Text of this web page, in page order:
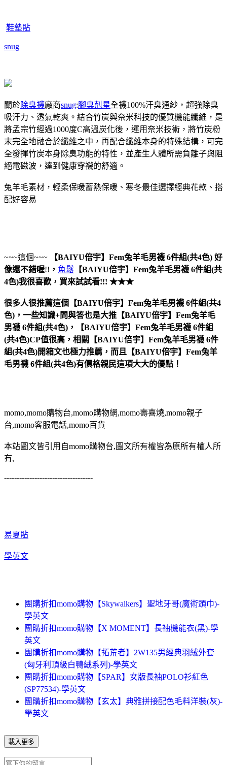
鞋墊貼
snug
關於除臭襪廠商snug:腳臭剋星全襪100%汗臭通紗，超強除臭
吸汗力、透氣乾爽。結合竹炭與奈米科技的優質機能纖維，是
將孟宗竹經過1000度C高溫炭化後，運用奈米技術，將竹炭粉
末完全地融合於纖維之中，再配合纖維本身的特殊結構，可完
全發揮竹炭本身除臭功能的特性，並產生人體所需負離子與阻
絕電磁波，達到健康穿襪的舒適。
兔羊毛素材，輕柔保暖蓄熱保暖、寒冬最佳選擇經典花款、搭
配好容易
~~~這個~~~ 【BAIYU倍宇】Fem兔羊毛男襪 6件組(共4色) 好
像還不錯喔!! ， 魚鬆 【BAIYU倍宇】Fem兔羊毛男襪 6件組(共
4色)我很喜歡，買來試試看!!! ★★★
很多人很推薦這個【BAIYU倍宇】Fem兔羊毛男襪 6件組(共4
色)，一些知識+問與答也是大推【BAIYU倍宇】Fem兔羊毛
男襪 6件組(共4色)，【BAIYU倍宇】Fem兔羊毛男襪 6件組
(共4色)CP值很高，相關【BAIYU倍宇】Fem兔羊毛男襪 6件
組(共4色)開箱文也極力推薦，而且【BAIYU倍宇】Fem兔羊
毛男襪 6件組(共4色)有價格親民這項大大的優點！
momo,momo購物台,momo購物網,momo壽喜燒,momo親子
台,momo客服電話,momo百貨
本站圖文皆引用自momo購物台,圖文所有權皆為原所有權人所
有,
-----------------------------------
易夏貼
學英文
團購折扣momo購物【Skywalkers】聖地牙哥(魔術頭巾)-
學英文
團購折扣momo購物【X MOMENT】長袖機能衣(黑)-學
英文
團購折扣momo購物【拓荒者】2W135男經典羽絨外套
(匈牙利頂級白鴨絨系列)-學英文
團購折扣momo購物【SPAR】女版長袖POLO衫紅色
(SP77534)-學英文
團購折扣momo購物【玄太】典雅拼接配色毛料洋裝(灰)-
學英文
載入更多